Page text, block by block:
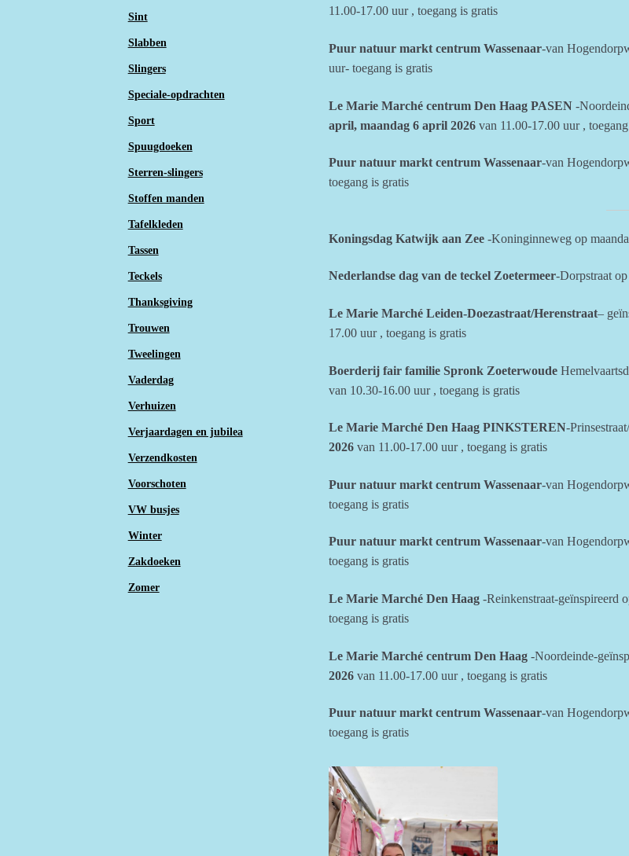
11.00-17.00 uur , toegang is gratis
Puur natuur markt centrum Wassenaar-van
uur- toegang is gratis
Le Marie Marché centrum Den Haag PASEN -
april, maandag 6 april 2026 van 11.00-17.00 uur ,
Puur natuur markt centrum Wassenaar-van
toegang is gratis
Koningsdag Katwijk aan Zee-Koninginneweg op
Nederlandse dag van de teckel Zoetermeer-Dorpstraat
Le Marie Marché Leiden-Doezastraat/Herenstraat–
17.00 uur , toegang is gratis
Boerderij fair familie Spronk Zoeterwoude
van 10.30-16.00 uur , toegang is gratis
Le Marie Marché Den Haag PINKSTEREN-
2026van 11.00-17.00 uur , toegang is gratis
Puur natuur markt centrum Wassenaar-van
toegang is gratis
Puur natuur markt centrum Wassenaar-van
toegang is gratis
Le Marie Marché Den Haag -Reinkenstraat-geïnspireerd
toegang is gratis
Le Marie Marché centrum Den Haag -Noordeinde-
2026 van 11.00-17.00 uur , toegang is gratis
Puur natuur markt centrum Wassenaar-van
toegang is gratis
Sint
Slabben
Slingers
Speciale-opdrachten
Sport
Spuugdoeken
Sterren-slingers
Stoffen manden
Tafelkleden
Tassen
Teckels
Thanksgiving
Trouwen
Tweelingen
Vaderdag
Verhuizen
Verjaardagen en jubilea
Verzendkosten
Voorschoten
VW busjes
Winter
Zakdoeken
Zomer